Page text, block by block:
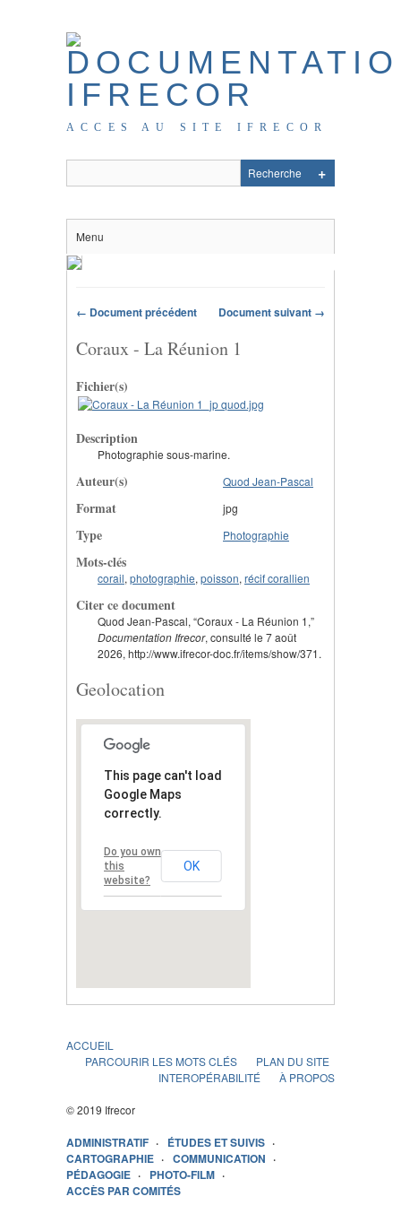
ACCES AU SITE IFRECOR
Menu
← Document précédent Document suivant →
Coraux - La Réunion 1
Fichier(s)
Description
Photographie sous-marine.
Auteur(s) Quod Jean-Pascal
Format jpg
Type Photographie
Mots-clés
corail, photographie, poisson, récif corallien
Citer ce document
Quod Jean-Pascal, “Coraux - La Réunion 1,”
Documentation Ifrecor, consulté le 7 août
2026, http://www.ifrecor-doc.fr/items/show/371.
Geolocation
This page can't load
Google Maps
correctly.
Do you own
this
website?
OK
ACCUEIL
PARCOURIR LES MOTS CLÉS
PLAN DU SITE
INTEROPÉRABILITÉ
À PROPOS
© 2019 Ifrecor
ADMINISTRATIF
ÉTUDES ET SUIVIS
CARTOGRAPHIE
COMMUNICATION
PÉDAGOGIE
PHOTO-FILM
ACCÈS PAR COMITÉS